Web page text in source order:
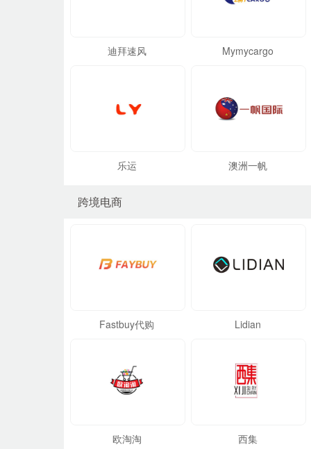
迪拜速风 Mymycargo
乐运 澳洲一帆
跨境电商
Fastbuy代购 Lidian
欧淘淘 西集